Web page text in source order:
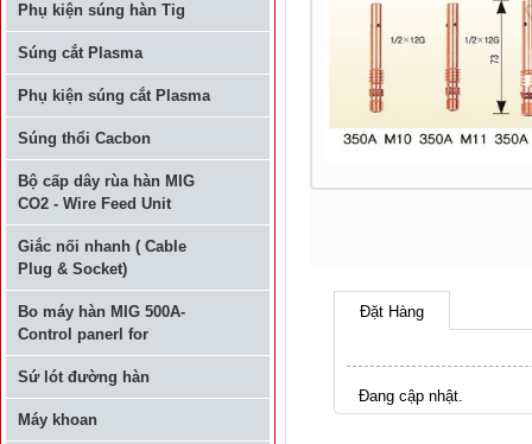
Phụ kiện súng hàn Tig
Súng cắt Plasma
Phụ kiện súng cắt Plasma
Súng thổi Cacbon
Bộ cấp dây rùa hàn MIG
CO2 - Wire Feed Unit
Giắc nối nhanh ( Cable
Plug & Socket)
Bo máy hàn MIG 500A-
Control panerl for
Sứ lót đường hàn
Máy khoan
Đặt Hàng
Đang cập nhật.